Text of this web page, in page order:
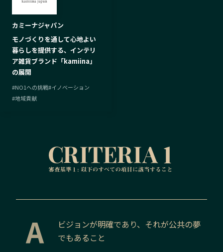
カミーナジャパン
モノづくりを通して心地よい
暮らしを提供する、インテリ
ア雑貨ブランド「kamiina」
の展開
#NO1への挑戦#イノベーション
#地域貢献
A
ビジョンが明確であり、それが公共の夢
でもあること